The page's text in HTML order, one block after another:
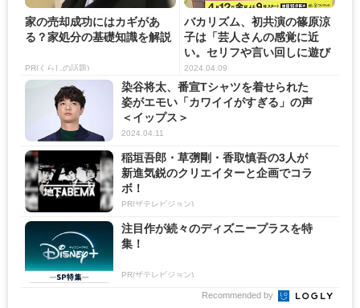
家の売却成功にはカギがあ
る？家処分の基礎知識を解説
PR(くらしの話題)
バカリズム、初共演の篠原涼
子は「芸人さんの感覚に近
い。セリフや言い回しに遊び
を入...
2024.04.09
染谷将太、番宣Tシャツを着せられた
姿がエモい「カワイイがすぎる」の声
＜イップス＞
2024.04.11
稲垣吾郎・草彅剛・香取慎吾の3人が
新進気鋭のクリエイターと企画でコラ
ボ！
PR(ザテレビジョン)
注目作が続々のディズニープラスを特
集！
PR(ザテレビジョン)
Recommended by